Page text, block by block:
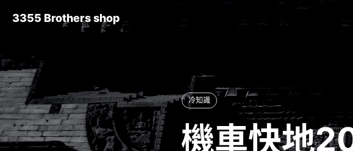
3355 Brothers shop
冷知識
機車快地